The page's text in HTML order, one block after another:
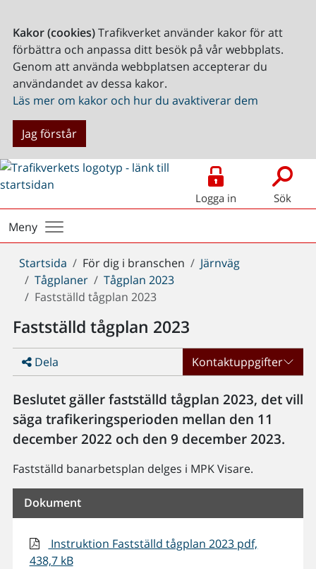
Kakor (cookies)Trafikverket använder kakor för att
förbättra och anpassa ditt besök på vår webbplats.
Genom att använda webbplatsen accepterar du
användandet av dessa kakor.
Läs mer om kakor och hur du avaktiverar dem
Jag förstår
Logga in Sök
Meny
Du
är
här:
Startsida För dig i branschen
Järnväg
Tågplaner
Tågplan 2023
Fastställd tågplan 2023
Fastställd tågplan 2023
Dela Kontaktuppgifter
Beslutet gäller fastställd tågplan 2023, det vill
säga trafikeringsperioden mellan den 11
december 2022 och den 9 december 2023.
Fastställd banarbetsplan delges i MPK Visare.
Dokument
Instruktion Fastställd tågplan 2023 pdf,
438,7 kB